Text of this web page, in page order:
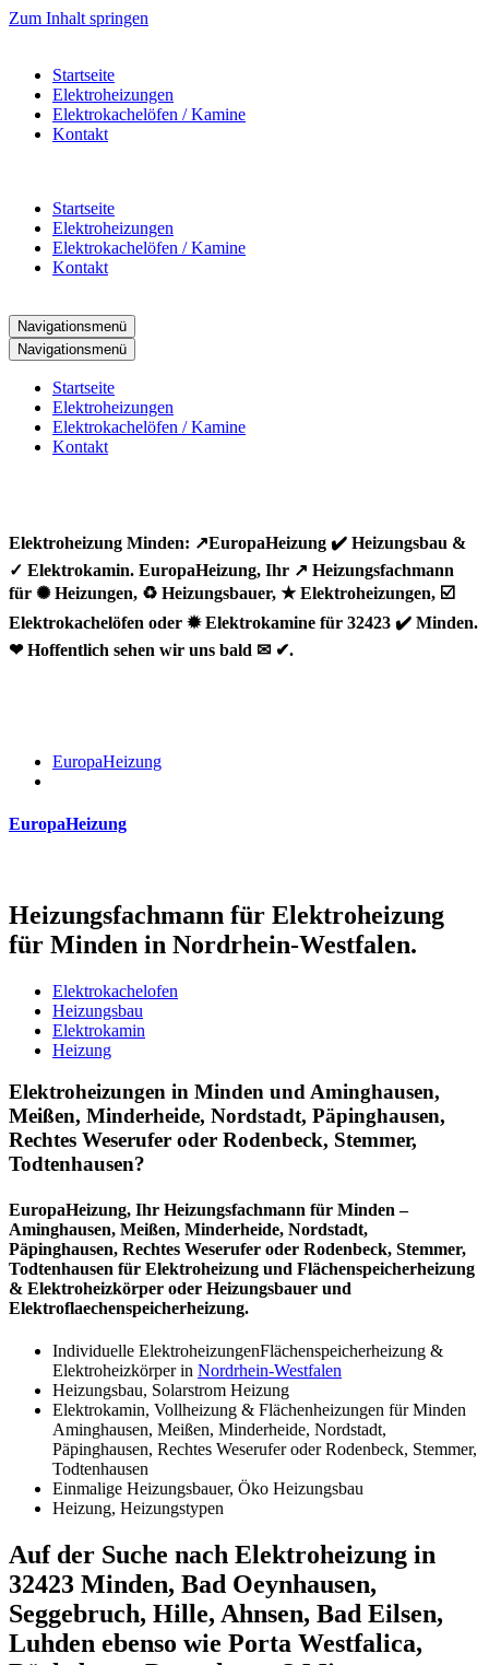
Zum Inhalt springen
Startseite
Elektroheizungen
Elektrokachelöfen / Kamine
Kontakt
Startseite
Elektroheizungen
Elektrokachelöfen / Kamine
Kontakt
Navigationsmenü
Navigationsmenü
Startseite
Elektroheizungen
Elektrokachelöfen / Kamine
Kontakt
Elektroheizung Minden: ↗️EuropaHeizung ✔️ Heizungsbau &
✓ Elektrokamin. EuropaHeizung, Ihr ↗️ Heizungsfachmann
für ✺ Heizungen, ♻ Heizungsbauer, ★ Elektroheizungen, ☑️
Elektrokachelöfen oder ✹ Elektrokamine für 32423 ✔️ Minden.
❤ Hoffentlich sehen wir uns bald ✉ ✔.
EuropaHeizung
EuropaHeizung
Heizungsfachmann für Elektroheizung
für Minden in Nordrhein-Westfalen.
Elektrokachelofen
Heizungsbau
Elektrokamin
Heizung
Elektroheizungen in Minden und Aminghausen,
Meißen, Minderheide, Nordstadt, Päpinghausen,
Rechtes Weserufer oder Rodenbeck, Stemmer,
Todtenhausen?
EuropaHeizung, Ihr Heizungsfachmann für Minden –
Aminghausen, Meißen, Minderheide, Nordstadt,
Päpinghausen, Rechtes Weserufer oder Rodenbeck, Stemmer,
Todtenhausen für Elektroheizung und Flächenspeicherheizung
& Elektroheizkörper oder Heizungsbauer und
Elektroflaechenspeicherheizung.
Individuelle ElektroheizungenFlächenspeicherheizung &
Elektroheizkörper in Nordrhein-Westfalen
Heizungsbau, Solarstrom Heizung
Elektrokamin, Vollheizung & Flächenheizungen für Minden
Aminghausen, Meißen, Minderheide, Nordstadt,
Päpinghausen, Rechtes Weserufer oder Rodenbeck, Stemmer,
Todtenhausen
Einmalige Heizungsbauer, Öko Heizungsbau
Heizung, Heizungstypen
Auf der Suche nach Elektroheizung in
32423 Minden, Bad Oeynhausen,
Seggebruch, Hille, Ahnsen, Bad Eilsen,
Luhden ebenso wie Porta Westfalica,